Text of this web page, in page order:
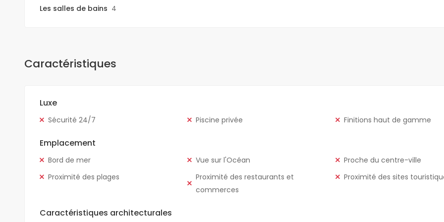
Les salles de bains 4
Caractéristiques
Luxe
Sécurité 24/7 Piscine privée Finitions haut de gamme
Emplacement
Bord de mer Vue sur l'Océan
Proche du centre-ville
Proximité des plages
Proximité des restaurants et
commerces
Proximité des sites
Caractéristiques architecturales